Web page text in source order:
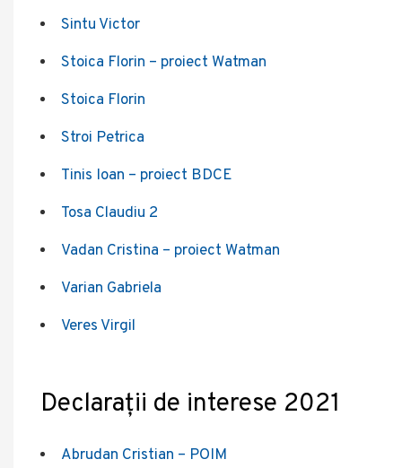
Sintu Victor
Stoica Florin – proiect Watman
Stoica Florin
Stroi Petrica
Tinis Ioan – proiect BDCE
Tosa Claudiu 2
Vadan Cristina – proiect Watman
Varian Gabriela
Veres Virgil
Declaraţii de interese 2021
Abrudan Cristian – POIM